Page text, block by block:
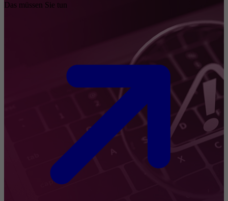
Das müssen Sie tun